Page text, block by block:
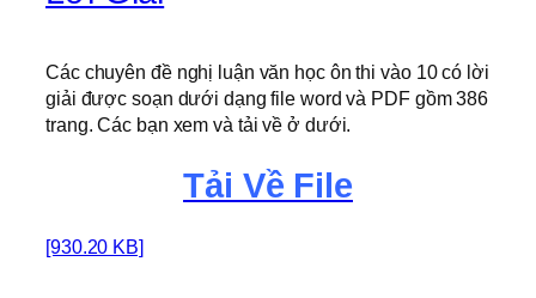
Các chuyên đề nghị luận văn học ôn thi vào 10 có lời
giải được soạn dưới dạng file word và PDF gồm 386
trang. Các bạn xem và tải về ở dưới.
Tải Về File
[930.20 KB]